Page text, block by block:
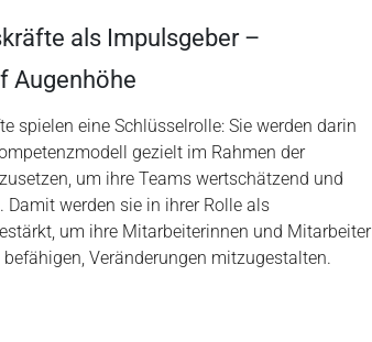
als Impulsgeber –
Augenhöhe
spielen eine Schlüsselrolle: Sie werden darin
gezielt im Rahmen der
um ihre Teams wertschätzend und
Damit werden sie in ihrer Rolle als
um ihre Mitarbeiterinnen und Mitarbeiter
Veränderungen mitzugestalten.